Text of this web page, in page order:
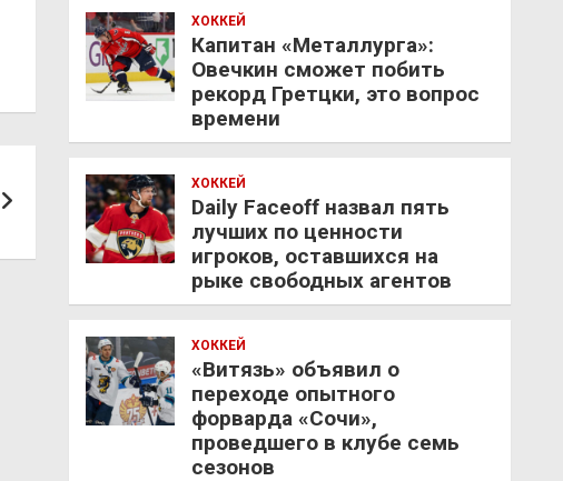
ХОККЕЙ
Капитан «Металлурга»:
Овечкин сможет побить
рекорд Гретцки, это вопрос
времени
ХОККЕЙ
Daily Faceoff назвал пять
лучших по ценности
игроков, оставшихся на
рыке свободных агентов
ХОККЕЙ
«Витязь» объявил о
переходе опытного
форварда «Сочи»,
проведшего в клубе семь
сезонов